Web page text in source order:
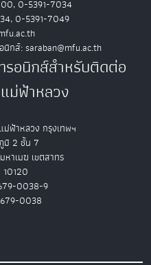
0-5391-7034
0-5391-7049
นิกส์: saraban@mfu.ac.th
รอนิกส์สำหรับติดต่อ
ม่ฟ้าหลวง
ฟ้าหลวง กรุงเทพฯ
มิ 2 ชั้น 7
หาเมฆ เขตสาทร
10120
0038-9
0038